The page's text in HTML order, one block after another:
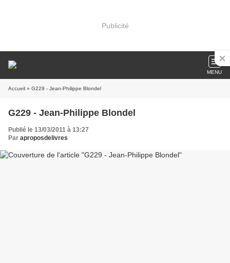
Publicité
MENU
Accueil » G229 - Jean-Philippe Blondel
G229 - Jean-Philippe Blondel
Publié le 13/03/2011 à 13:27
Par aproposdelivres